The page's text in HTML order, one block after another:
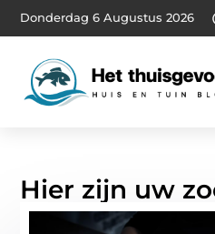
Donderdag 6 Augustus 2026
Hier zijn uw